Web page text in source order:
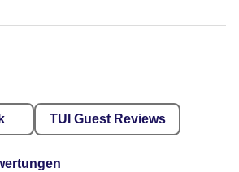
TUI Guest Reviews